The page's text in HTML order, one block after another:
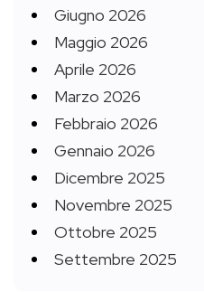
Giugno 2026
Maggio 2026
Aprile 2026
Marzo 2026
Febbraio 2026
Gennaio 2026
Dicembre 2025
Novembre 2025
Ottobre 2025
Settembre 2025